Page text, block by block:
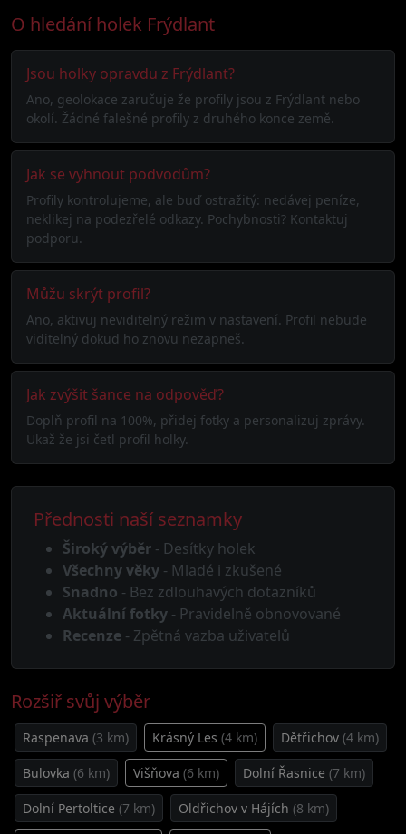
O hledání holek Frýdlant
Jsou holky opravdu z Frýdlant?
Ano, geolokace zaručuje že profily jsou z Frýdlant nebo
okolí. Žádné falešné profily z druhého konce země.
Jak se vyhnout podvodům?
Profily kontrolujeme, ale buď ostražitý: nedávej peníze,
neklikej na podezřelé odkazy. Pochybnosti? Kontaktuj
podporu.
Můžu skrýt profil?
Ano, aktivuj neviditelný režim v nastavení. Profil nebude
viditelný dokud ho znovu nezapneš.
Jak zvýšit šance na odpověď?
Doplň profil na 100%, přidej fotky a personalizuj zprávy.
Ukaž že jsi četl profil holky.
Přednosti naší seznamky
Široký výběr - Desítky holek
Všechny věky - Mladé i zkušené
Snadno - Bez zdlouhavých dotazníků
Aktuální fotky - Pravidelně obnovované
Recenze - Zpětná vazba uživatelů
Rozšiř svůj výběr
Raspenava (3 km) Krásný Les (4 km) Dětřichov (4 km)
Bulovka (6 km) Višňova (6 km) Dolní Řasnice (7 km)
Dolní Pertoltice (7 km) Oldřichov v Hájích (8 km)